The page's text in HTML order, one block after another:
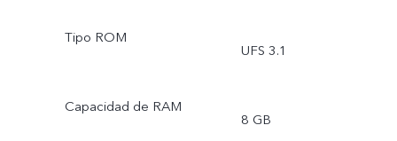
Tipo ROM
UFS 3.1
Capacidad de RAM
8 GB